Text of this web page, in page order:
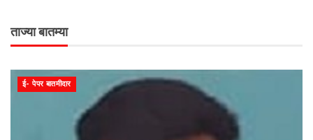
ताज्या बातम्या
ई- पेपर बातमीदार